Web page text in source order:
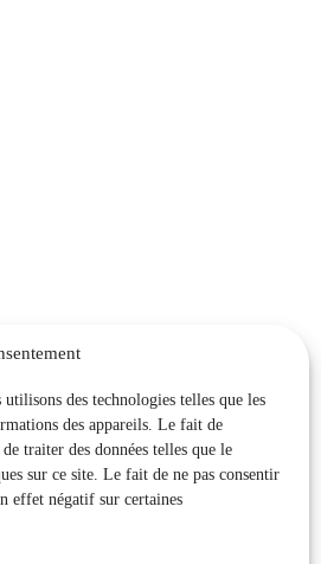
des technologies telles que les
des appareils. Le fait de
traiter des données telles que le
sur ce site. Le fait de ne pas consentir
effet négatif sur certaines